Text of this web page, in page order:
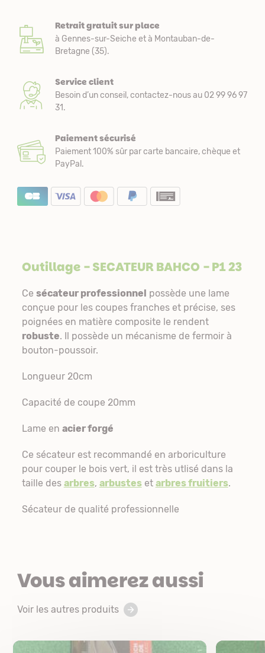
Retrait gratuit sur place
à Gennes-sur-Seiche et à Montauban-de-
Bretagne (35).
Service client
Besoin d’un conseil, contactez-nous au 02 99 96 97
31.
Paiement sécurisé
Paiement 100% sûr par carte bancaire, chèque et
PayPal.
Outillage - SECATEUR BAHCO - P1 23
Ce sécateur professionnel possède une lame
conçue pour les coupes franches et précise, ses
poignées en matière composite le rendent
robuste. Il possède un mécanisme de fermoir à
bouton-poussoir.
Longueur 20cm
Capacité de coupe 20mm
Lame en acier forgé
Ce sécateur est recommandé en arboriculture
pour couper le bois vert, il est très utlisé dans la
taille des arbres, arbusteset arbres fruitiers.
Sécateur de qualité professionnelle
Vous aimerez aussi
Voir les autres produits